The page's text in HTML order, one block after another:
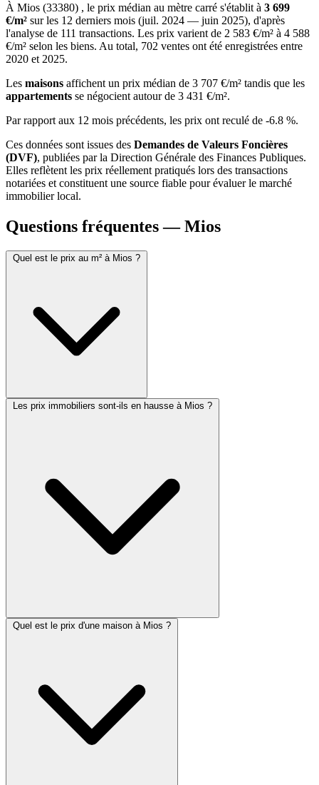
À Mios (33380) , le prix médian au mètre carré s'établit à 3 699
€/m² sur les 12 derniers mois (juil. 2024 — juin 2025), d'après
l'analyse de 111 transactions. Les prix varient de 2 583 €/m² à 4 588
€/m² selon les biens. Au total, 702 ventes ont été enregistrées entre
2020 et 2025.
Les maisons affichent un prix médian de 3 707 €/m² tandis que les
appartements se négocient autour de 3 431 €/m².
Par rapport aux 12 mois précédents, les prix ont reculé de -6.8 %.
Ces données sont issues des Demandes de Valeurs Foncières
(DVF), publiées par la Direction Générale des Finances Publiques.
Elles reflètent les prix réellement pratiqués lors des transactions
notariées et constituent une source fiable pour évaluer le marché
immobilier local.
Questions fréquentes — Mios
Quel est le prix au m² à Mios ?
Les prix immobiliers sont-ils en hausse à Mios ?
Quel est le prix d'une maison à Mios ?